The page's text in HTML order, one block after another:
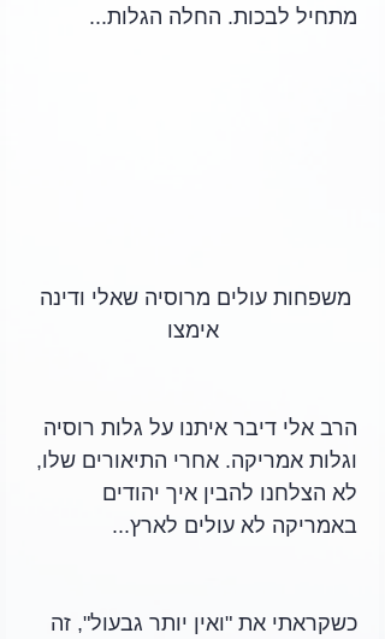
מתחיל לבכות. החלה הגלות...
משפחות עולים מרוסיה שאלי ודינה
אימצו
הרב אלי דיבר איתנו על גלות רוסיה
וגלות אמריקה. אחרי התיאורים שלו,
לא הצלחנו להבין איך יהודים
באמריקה לא עולים לארץ...
כשקראתי את "ואין יותר גבעול", זה